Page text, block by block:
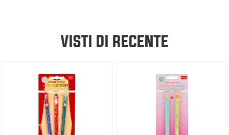
VISTI DI RECENTE